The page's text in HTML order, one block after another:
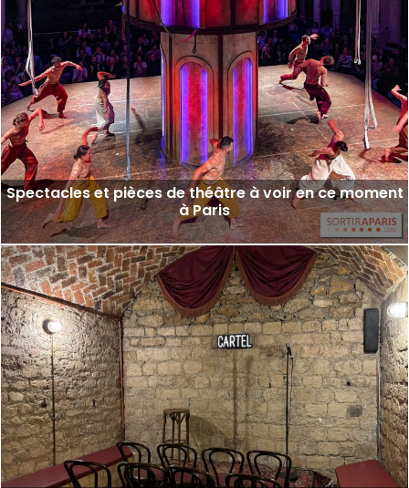
Spectacles et pièces de théâtre à voir en ce moment
à Paris